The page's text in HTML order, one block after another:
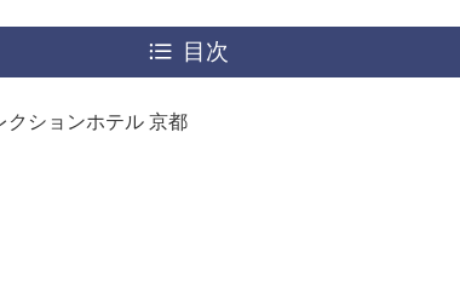
目次
クションホテル 京都